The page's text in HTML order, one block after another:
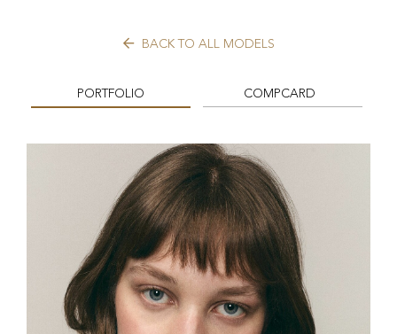
BACK TO ALL MODELS
PORTFOLIO COMPCARD